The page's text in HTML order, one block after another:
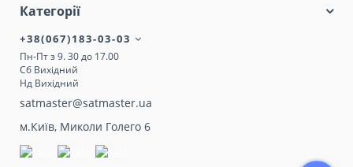
Категорії
+38(067)183-03-03
Пн-Пт з 9. 30 до 17.00
Сб Вихідний
Нд Вихідний
satmaster@satmaster.ua
м.Київ, Миколи Голего 6